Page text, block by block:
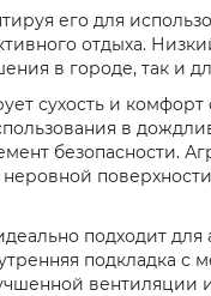
его для
отдыха.
в городе, так и
сухость и комфорт
в
безопасности.
подходит для
подкладка с